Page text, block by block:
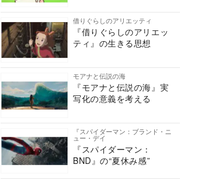
借りぐらしのアリエッティ
『借りぐらしのアリエッ
ティ』の生きる思想
モアナと伝説の海
『モアナと伝説の海』実
写化の意義を考える
『スパイダーマン：ブランド・ニ
ュー・デイ
『スパイダーマン：
BND』の“夏休み感”